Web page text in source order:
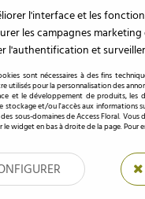
Jaune
l'interface et les
les campagnes
l'authentification et
sont nécessaires à des fins
utilisés pour la personnalisation des
et le développement de produits, les
stockage et/ou l'accès aux informations
des sous-domaines de Access Floral.
le widget en bas à droite de la page.